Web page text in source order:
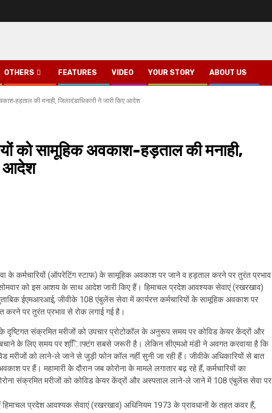
OTHERS FEATURES VIDEO YOUR STORY ABOUT US
हड़ताल की मनाही, जिलादंडाधिकारी ने जारी किए आदेश
को सामूहिक अवकाश-हड़ताल की मनाही,
आदेश
के कर्मचारियों (ऑपरेटिंग स्टाफ) के सामूहिक अवकाश पर जाने व हड़ताल करने पर तुरंत प्रभाव
सोमवार को इस आशय के साथ आदेश जारी किए हैं। हिमाचल प्रदेश आवश्यक सेवाएं (रखरखाव)
ईएमआरआई, जीवीके 108 एंबुलेंस सेवा में कार्यरत्त कर्मचारियों केे सामूहिक अवकाश पर
पर तुरंत प्रभाव से रोक लगाई गई है।
संक्रमित मरीजों को उपचार प्रोटोकॉल के अनुरूप समय पर कोविड केयर केंद्रों और
बचाने के लिए समय पर श्ाििफ्टंग सबसे जरूरी है। लेकिन सीएमओ मंडी ने अवगत करवाया है कि
मरीजों को लाने-ले जाने से जुड़ी फोन कॉल नहीं सुनी जा रही हैं। जीवीके अधिकारियों से बात
पर हैं। महामारी के दौरान जब कोरोना के मामले लगातार बढ़ रहे हैं, कर्मचारियों का
संक्रमित मरीजों को कोविड केयर केंद्रों और अस्पताल लाने-ले जाने में 108 एंबुलेंस सेवा पर
प्रदेश आवश्यक सेवाएं (रखरखाव) अधिनियम 1973 के प्रावधानों के तहत कवर हैं,